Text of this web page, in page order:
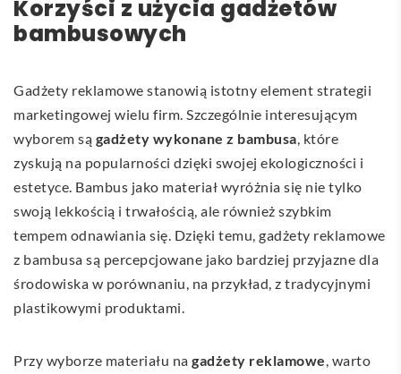
Korzyści z użycia gadżetów
bambusowych
Gadżety reklamowe stanowią istotny element strategii
marketingowej wielu firm. Szczególnie interesującym
wyborem są gadżety wykonane z bambusa, które
zyskują na popularności dzięki swojej ekologiczności i
estetyce. Bambus jako materiał wyróżnia się nie tylko
swoją lekkością i trwałością, ale również szybkim
tempem odnawiania się. Dzięki temu, gadżety reklamowe
z bambusa są percepcjowane jako bardziej przyjazne dla
środowiska w porównaniu, na przykład, z tradycyjnymi
plastikowymi produktami.
Przy wyborze materiału na gadżety reklamowe, warto